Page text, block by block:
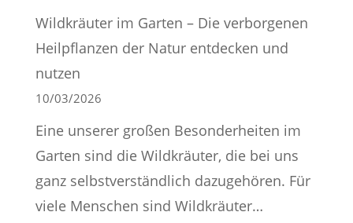
&
Neuanfang
wie
Veränderung
im
Leben
Wildkräuter im Garten – Die verborgenen
Heilpflanzen der Natur entdecken und
nutzen
10/03/2026
Eine unserer großen Besonderheiten im
Garten sind die Wildkräuter, die bei uns
ganz selbstverständlich dazugehören. Für
viele Menschen sind Wildkräuter…